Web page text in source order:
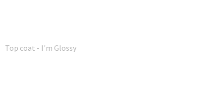
Top coat - I'm Glossy